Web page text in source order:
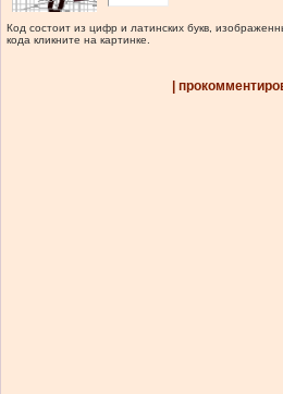
Код состоит из цифр и латинских букв,
кода кликните на картинке.
|